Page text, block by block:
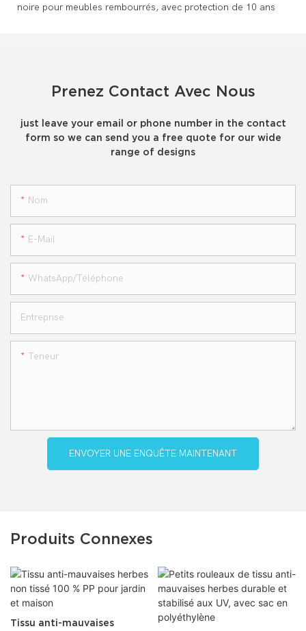
Prenez Contact Avec Nous
just leave your email or phone number in the contact
form so we can send you a free quote for our wide
range of designs
Nom
E-Mail
WhatsApp/téléphone
Entreprise
Teneur
ENVOYER UNE ENQUÊTE MAINTENANT
Produits Connexes
Tissu anti-mauvaises